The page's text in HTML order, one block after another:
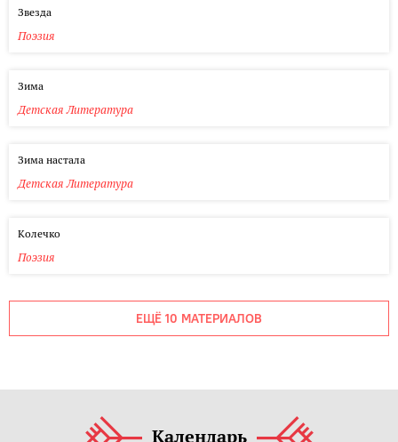
Звезда
Поэзия
Зима
Детская Литература
Зима настала
Детская Литература
Колечко
Поэзия
ЕЩЁ 10 МАТЕРИАЛОВ
Календарь